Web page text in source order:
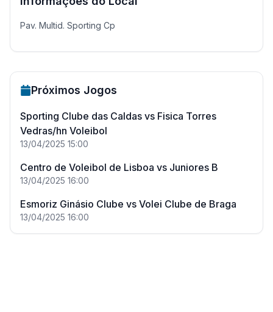
Pav. Multid. Sporting Cp
Próximos Jogos
Sporting Clube das Caldas vs Fisica Torres
Vedras/hn Voleibol
13/04/2025 15:00
Centro de Voleibol de Lisboa vs Juniores B
13/04/2025 16:00
Esmoriz Ginásio Clube vs Volei Clube de Braga
13/04/2025 16:00